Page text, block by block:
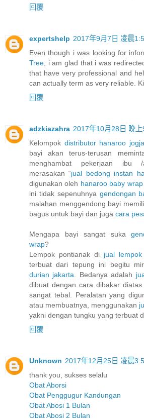
回覆
expertshelp 2017年9月7日 凌晨
Even though i was looking for
Tree , i am glad that i was
that have very professional and
can actually term as very reliable.
回覆
adzkiazahra 2017年10月28日 晚上
Kelompok distributor hanaroo jogja
bayi akan terus-terusan
menghambat pekerjaan ibu
merasakan “jual bedong instan
digunakan oleh hanaroo baby
ini tidak sepenuhnya gendongan
malahan menggendong bayi
bagus untuk bayi dan juga cara
Mengapa bayi sangat suka
wrap?
Lempok pontianak di jual
terbuat dari tepung ini begitu
durian jakarta . Bedanya adalah
dibuat dengan cara dibakar
sangat tebal. Peralatan yang
atau membuatnya, menggunakan
yakni dengan tungku yang terbuat
回覆
Unknown 2017年12月25日 凌晨
thank you, sukses selalu
Obat Aborsi
Obat Penggugur Kandungan
Obat Abosi 1 Bulan
Obat Abosi 2 Bulan